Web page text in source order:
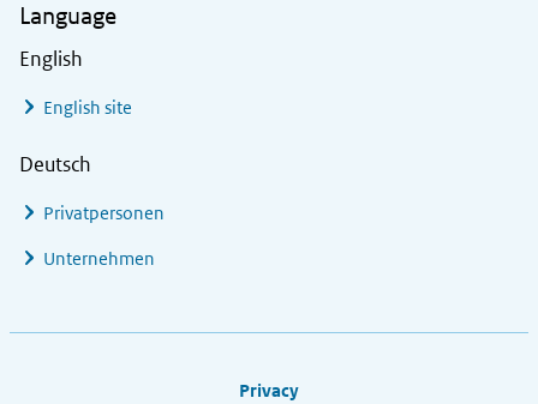
Language
English
English site
Deutsch
Privatpersonen
Unternehmen
Privacy